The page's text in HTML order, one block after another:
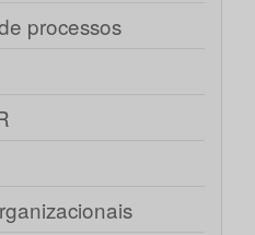
processos